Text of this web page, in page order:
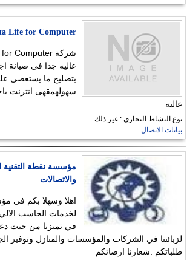
Life for Computer
عاليه جدا في صيانة
بتصليح ما يستعصي
سهولهمقهى انترنت
عاليه
نوع النشاط التجاري : غير ذلك
بيانات الاتصال
مؤسسة نقطة التقنية
والاتصالات
اهلا وسهلا بكم في
لخدمات الحاسب الالي
في تميزنا من حيث
لزبائننا في الشركات والمؤسسات والمنازل وتوفير
طلباتكم .شعارنا ارضائكم